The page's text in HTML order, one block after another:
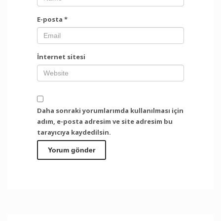
E-posta *
İnternet sitesi
Daha sonraki yorumlarımda kullanılması için
adım, e-posta adresim ve site adresim bu
tarayıcıya kaydedilsin.